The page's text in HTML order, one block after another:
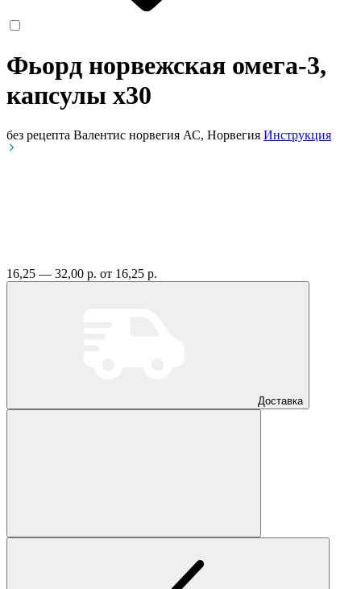
Фьорд норвежская омега-3,
капсулы x30
без рецепта Валентис норвегия АС, Норвегия Инструкция
16,25 — 32,00 р. от 16,25 р.
Доставка